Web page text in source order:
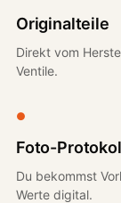
Originalteile
Direkt vom
Ventile.
●
Foto-
Du bekommst
Werte digital.